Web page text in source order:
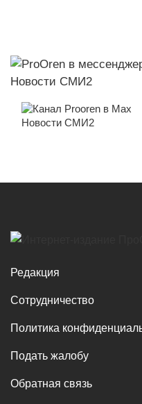
Новости СМИ2
Новости СМИ2
Редакция
Сотрудничество
Политика
Подать жалобу
Обратная связь